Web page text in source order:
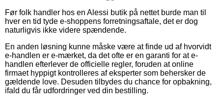
Før folk handler hos en Alessi butik på nettet burde man til
hver en tid tyde e-shoppens forretningsaftale, det er dog
naturligvis ikke videre spændende.
En anden løsning kunne måske være at finde ud af hvorvidt
e-handlen er e-mærket, da det ofte er en garanti for at e-
handlen efterlever de officielle regler, foruden at online
firmaet hyppigt kontrolleres af eksperter som behersker de
gældende love. Desuden tilbydes du chance for opbakning,
ifald du får udfordringer ved din bestilling.